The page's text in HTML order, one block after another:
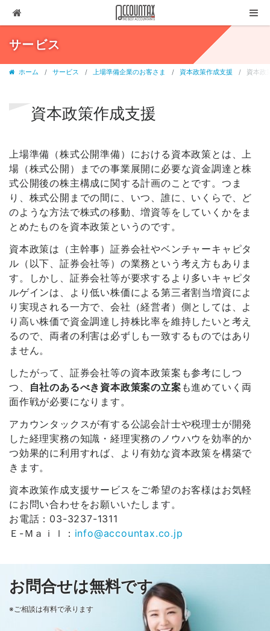
代表ブログ
採用情報
セミナー・講演
03-3237-1311
お問合せ
有料相談
サービス
ホーム サービス 上場準備企業のお客さま 資本政策作成支援 資本政
資本政策作成支援
上場準備（株式公開準備）における資本政策とは、上
場（株式公開）までの事業展開に必要な資金調達と株
式公開後の株主構成に関する計画のことです。つま
り、株式公開までの間に、いつ、誰に、いくらで、ど
のような方法で株式の移動、増資等をしていくかをま
とめたものを資本政策というのです。
資本政策は（主幹事）証券会社やベンチャーキャピタ
ル（以下、証券会社等）の業務という考え方もありま
す。しかし、証券会社等が要求するより多いキャピタ
ルゲインは、より低い株価による第三者割当増資によ
り実現される一方で、会社（経営者）側としては、よ
り高い株価で資金調達し持株比率を維持したいと考え
るので、両者の利害は必ずしも一致するものではあり
ません。
したがって、証券会社等の資本政策案も参考にしつ
つ、
自社のあるべき資本政策案の立案 も進めていく両
面作戦が必要になります。
アカウンタックスが有する公認会計士や税理士が開発
した経理実務の知識・経理実務のノウハウを効率的か
つ効果的に利用すれば、より有効な資本政策を構築で
きます。
資本政策作成支援サービスをご希望のお客様はお気軽
にお問い合わせをお願いいたします。
お電話：03-3237-1311
Ｅ-Ｍａｉｌ： info@accountax.co.jp
お問合せは無料です
※ご相談は有料で承ります